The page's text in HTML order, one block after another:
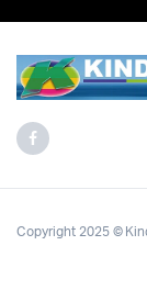
Copyright 2025 ©